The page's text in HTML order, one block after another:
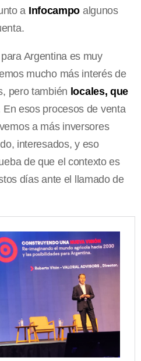
a Infocampo algunos
Argentina es muy
mucho más interés de
pero también locales, que
En esos procesos de venta
a más inversores
interesados, y eso
de que el contexto es
días ante el llamado de